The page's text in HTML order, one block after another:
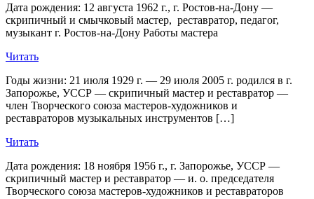
Дата рождения: 12 августа 1962 г., г. Ростов-на-Дону —
скрипичный и смычковый мастер, реставратор, педагог,
музыкант г. Ростов-на-Дону Работы мастера
Читать
Годы жизни: 21 июля 1929 г. — 29 июля 2005 г. родился в г.
Запорожье, УССР — скрипичный мастер и реставратор —
член Творческого союза мастеров-художников и
реставраторов музыкальных инструментов […]
Читать
Дата рождения: 18 ноября 1956 г., г. Запорожье, УССР —
скрипичный мастер и реставратор — и. о. председателя
Творческого союза мастеров-художников и реставраторов